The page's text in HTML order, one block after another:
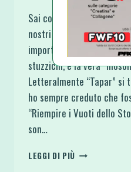
Sai cosa sono le Tapas?
nostri aperitivi, antipasti…
importanza vitale, non
stuzzichi, è la vera
Letteralmente “Tapar” si
ho sempre creduto che
“Riempire i Vuoti dello
son…
LEGGI DI PIÙ TAPAS